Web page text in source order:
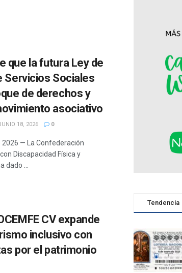
que la futura Ley de
Servicios Sociales
de derechos y
asociativo
18, 2026 0
2026 — La Confederación
Discapacidad Física y
dado ...
CV expande
inclusivo con
por el patrimonio
Tendencia